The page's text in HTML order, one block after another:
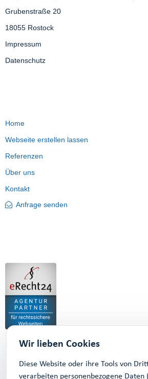
Grubenstraße 20
18055 Rostock
Impressum
Datenschutz
Home
Webseite erstellen lassen
Referenzen
Über uns
Kontakt
Anfrage senden
Wir lieben Cookies
Diese Website oder ihre Tools von
verarbeiten personenbezogene Daten